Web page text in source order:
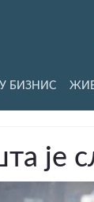
БИЗНИС
је